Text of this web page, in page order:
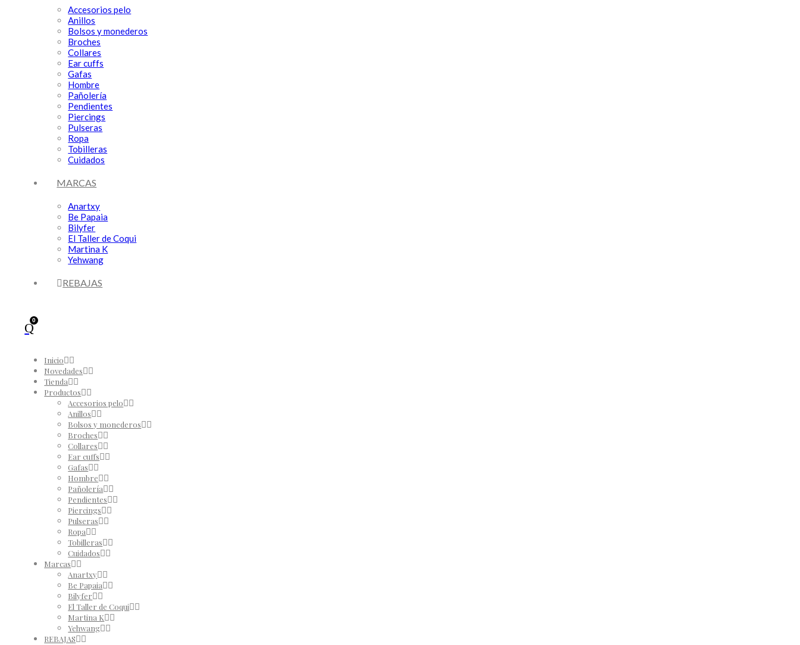
Accesorios pelo
Anillos
Bolsos y monederos
Broches
Collares
Ear cuffs
Gafas
Hombre
Pañolería
Pendientes
Piercings
Pulseras
Ropa
Tobilleras
Cuidados
MARCAS
Anartxy
Be Papaia
Bilyfer
El Taller de Coqui
Martina K
Yehwang
REBAJAS
0
Inicio
Novedades
Tienda
Productos
Accesorios pelo
Anillos
Bolsos y monederos
Broches
Collares
Ear cuffs
Gafas
Hombre
Pañolería
Pendientes
Piercings
Pulseras
Ropa
Tobilleras
Cuidados
Marcas
Anartxy
Be Papaia
Bilyfer
El Taller de Coqui
Martina K
Yehwang
REBAJAS